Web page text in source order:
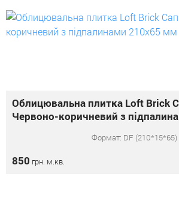
Облицювальна плитка Loft Brick
Червоно-коричневий з
Формат: DF (210*15*65)
850 грн. м.кв.